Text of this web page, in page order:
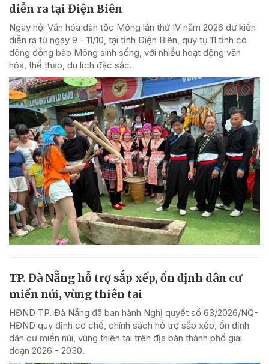
diễn ra tại Điện Biên
Ngày hội Văn hóa dân tộc Mông lần thứ IV năm 2026 dự kiến
diễn ra từ ngày 9 - 11/10, tại tỉnh Điện Biên, quy tụ 11 tỉnh có
đông đồng bào Mông sinh sống, với nhiều hoạt động văn
hóa, thể thao, du lịch đặc sắc.
TP. Đà Nẵng hỗ trợ sắp xếp, ổn định dân cư
miền núi, vùng thiên tai
HĐND TP. Đà Nẵng đã ban hành Nghị quyết số 63/2026/NQ-
HĐND quy định cơ chế, chính sách hỗ trợ sắp xếp, ổn định
dân cư miền núi, vùng thiên tai trên địa bàn thành phố giai
đoạn 2026 - 2030.